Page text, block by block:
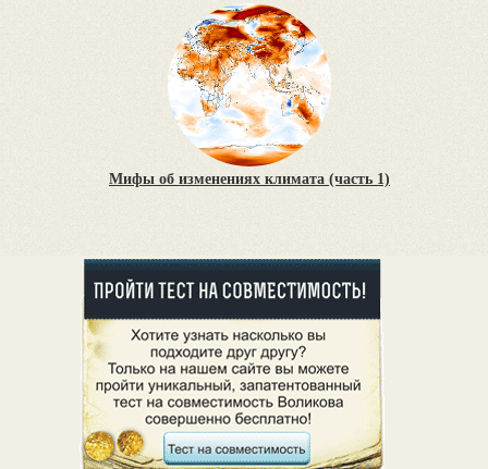
Мифы об изменениях климата (часть 1)